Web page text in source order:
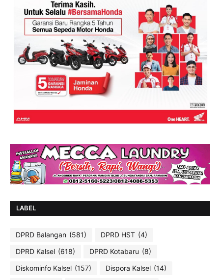
LABEL
DPRD Balangan (581) DPRD HST (4)
DPRD Kalsel (618) DPRD Kotabaru (8)
Diskominfo Kalsel (157) Dispora Kalsel (14)